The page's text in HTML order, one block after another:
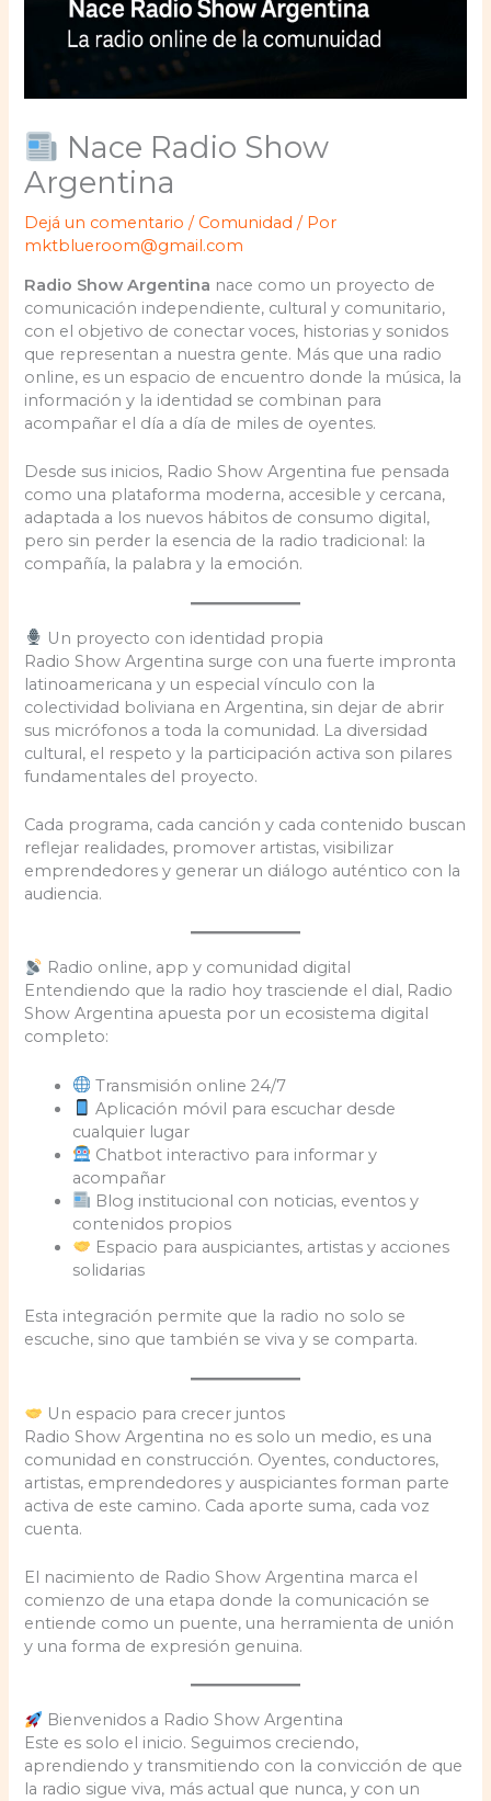
Nace Radio Show
Argentina
Dejá un comentario / Comunidad / Por
mktblueroom@gmail.com
Radio Show Argentina nace como un proyecto de
comunicación independiente, cultural y comunitario,
con el objetivo de conectar voces, historias y sonidos
que representan a nuestra gente. Más que una radio
online, es un espacio de encuentro donde la música, la
información y la identidad se combinan para
acompañar el día a día de miles de oyentes.
Desde sus inicios, Radio Show Argentina fue pensada
como una plataforma moderna, accesible y cercana,
adaptada a los nuevos hábitos de consumo digital,
pero sin perder la esencia de la radio tradicional: la
compañía, la palabra y la emoción.
Un proyecto con identidad propia
Radio Show Argentina surge con una fuerte impronta
latinoamericana y un especial vínculo con la
colectividad boliviana en Argentina, sin dejar de abrir
sus micrófonos a toda la comunidad. La diversidad
cultural, el respeto y la participación activa son pilares
fundamentales del proyecto.
Cada programa, cada canción y cada contenido buscan
reflejar realidades, promover artistas, visibilizar
emprendedores y generar un diálogo auténtico con la
audiencia.
Radio online, app y comunidad digital
Entendiendo que la radio hoy trasciende el dial, Radio
Show Argentina apuesta por un ecosistema digital
completo:
Transmisión online 24/7
Aplicación móvil para escuchar desde
cualquier lugar
Chatbot interactivo para informar y
acompañar
Blog institucional con noticias, eventos y
contenidos propios
Espacio para auspiciantes, artistas y acciones
solidarias
Esta integración permite que la radio no solo se
escuche, sino que también se viva y se comparta.
Un espacio para crecer juntos
Radio Show Argentina no es solo un medio, es una
comunidad en construcción. Oyentes, conductores,
artistas, emprendedores y auspiciantes forman parte
activa de este camino. Cada aporte suma, cada voz
cuenta.
El nacimiento de Radio Show Argentina marca el
comienzo de una etapa donde la comunicación se
entiende como un puente, una herramienta de unión
y una forma de expresión genuina.
Bienvenidos a Radio Show Argentina
Este es solo el inicio. Seguimos creciendo,
aprendiendo y transmitiendo con la convicción de que
la radio sigue viva, más actual que nunca, y con un